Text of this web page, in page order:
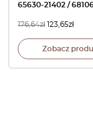
65630-21402 /
176,64zł 123,65zł
Zobacz